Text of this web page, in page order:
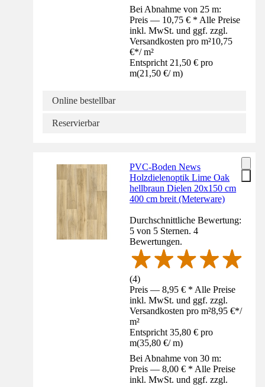
Bei Abnahme von 25 m:
Preis — 10,75 € * Alle Preise
inkl. MwSt. und ggf. zzgl.
Versandkosten pro m²10,75
€*/ m²
Entspricht 21,50 € pro
m(21,50 €/ m)
Online bestellbar
Reservierbar
PVC-Boden News
Holzdielenoptik Lime Oak
hellbraun Dielen 20x150 cm
400 cm breit (Meterware)
Durchschnittliche Bewertung:
5 von 5 Sternen. 4
Bewertungen.
(4)
Preis — 8,95 € * Alle Preise
inkl. MwSt. und ggf. zzgl.
Versandkosten pro m²8,95 €*/
m²
Entspricht 35,80 € pro
m(35,80 €/ m)
Bei Abnahme von 30 m:
Preis — 8,00 € * Alle Preise
inkl. MwSt. und ggf. zzgl.